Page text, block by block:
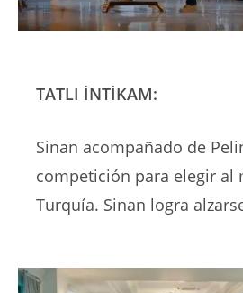
TATLI İNTİKAM:
Sinan acompañado de
competición para elegir al
Turquía. Sinan logra